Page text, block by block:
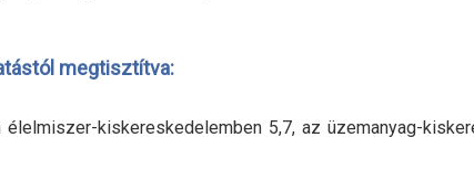
megtisztítva:
kiskereskedelemben 5,7, az üzemanyag-